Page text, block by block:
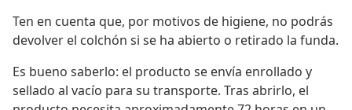
Ten en cuenta que, por motivos de higiene, no podrás
devolver el colchón si se ha abierto o retirado la funda.
Es bueno saberlo: el producto se envía enrollado y
sellado al vacío para su transporte. Tras abrirlo, el